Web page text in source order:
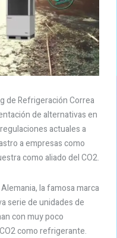
de Refrigeración Correa
de alternativas en
actuales a
a empresas como
como aliado del CO2.
la famosa marca
serie de unidades de
con muy poco
como refrigerante.